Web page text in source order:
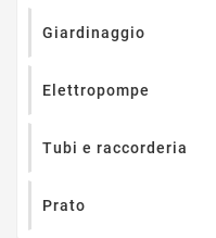
Giardinaggio
Elettropompe
Tubi e raccorderia
Prato